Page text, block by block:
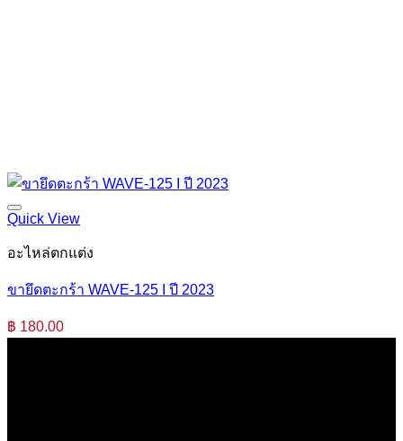
Quick View
อะไหล่ตกแต่ง
ขายึดตะกร้า WAVE-125 I ปี 2023
฿ 180.00